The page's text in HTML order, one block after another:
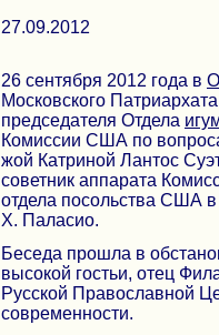
27.09.2012
26 сентября 2012 года в
Московского
председателя Отдела
Комиссии США по
жой Катриной Лантос
советник аппарата
отдела посольства США
Х. Паласио.
Беседа прошла в
высокой гостьи, отец
Русской Православной
современности.